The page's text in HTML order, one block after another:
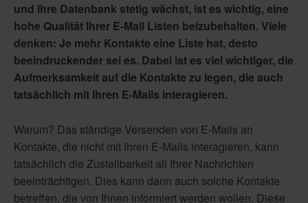
und Ihre Datenbank stetig wächst, ist es wichtig, eine
hohe Qualität Ihrer E-Mail Listen beizubehalten. Viele
denken: Je mehr Kontakte eine Liste hat, desto
beeindruckender sei es. Dabei ist es viel wichtiger, die
Aufmerksamkeit auf die Kontakte zu legen, die auch
tatsächlich mit Ihren E-Mails interagieren.
Warum? Das ständige Versenden von E-Mails an
Kontakte, die nicht mit Ihren E-Mails interagieren, kann
tatsächlich die Zustellbarkeit all Ihrer Nachrichten
beeinträchtigen. Dies kann dann auch solche Kontakte
betreffen, die von Ihnen informiert werden wollen. Diese